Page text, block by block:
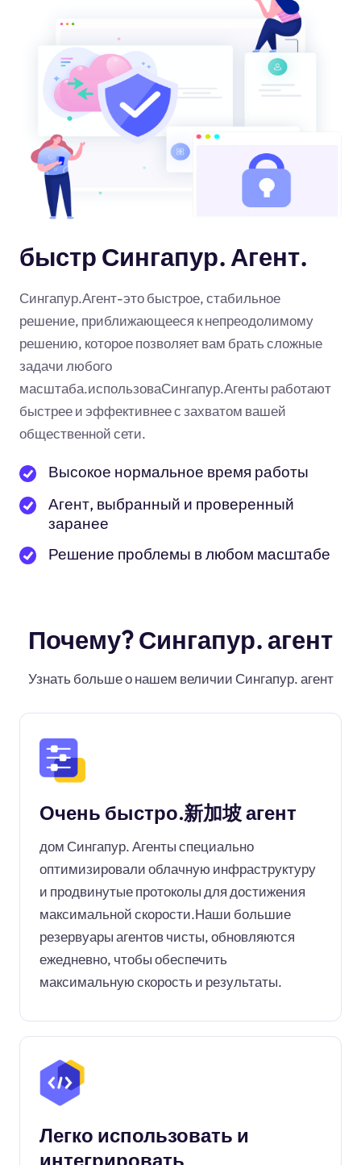
быстр Сингапур. Агент.
Сингапур.Агент-это быстрое, стабильное
решение, приближающееся к непреодолимому
решению, которое позволяет вам брать сложные
задачи любого
масштаба.использоваСингапур.Агенты работают
быстрее и эффективнее с захватом вашей
общественной сети.
Высокое нормальное время работы
Агент, выбранный и проверенный
заранее
Решение проблемы в любом масштабе
Почему? Сингапур. агент
Узнать больше о нашем величии Сингапур. агент
Очень быстро.新加坡 агент
дом Сингапур. Агенты специально
оптимизировали облачную инфраструктуру
и продвинутые протоколы для достижения
максимальной скорости.Наши большие
резервуары агентов чисты, обновляются
ежедневно, чтобы обеспечить
максимальную скорость и результаты.
Легко использовать и